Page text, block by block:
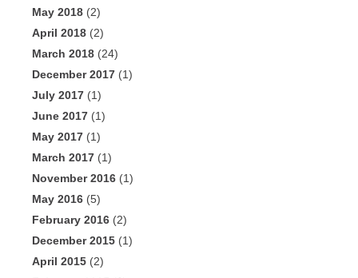
May 2018 (2)
April 2018 (2)
March 2018 (24)
December 2017 (1)
July 2017 (1)
June 2017 (1)
May 2017 (1)
March 2017 (1)
November 2016 (1)
May 2016 (5)
February 2016 (2)
December 2015 (1)
April 2015 (2)